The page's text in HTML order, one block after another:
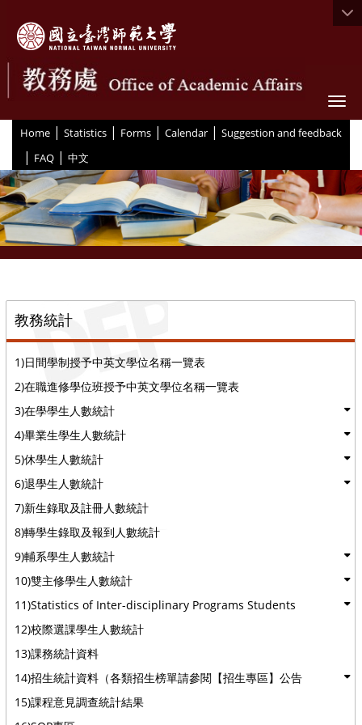
Home | Statistics | Forms | Calendar | Suggestion and feedback
| FAQ | 中文
教務統計
1)日間學制授予中英文學位名稱一覽表
2)在職進修學位班授予中英文學位名稱一覽表
3)在學學生人數統計
4)畢業生學生人數統計
5)休學生人數統計
6)退學生人數統計
7)新生錄取及註冊人數統計
8)轉學生錄取及報到人數統計
9)輔系學生人數統計
10)雙主修學生人數統計
11)Statistics of Inter-disciplinary Programs Students
12)校際選課學生人數統計
13)課務統計資料
14)招生統計資料（各類招生榜單請參閱【招生專區】公告
15)課程意見調查統計結果